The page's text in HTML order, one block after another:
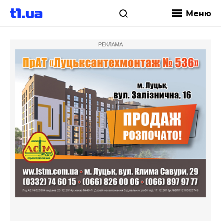
Меню
РЕКЛАМА